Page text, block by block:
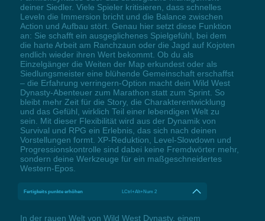
deiner Siedler. Viele Spieler kritisieren, dass schnelles
Leveln die Immersion bricht und die Balance zwischen
Action und Aufbau stört. Genau hier setzt diese Funktion
an: Sie schafft ein ausgeglichenes Spielgefühl, bei dem
die harte Arbeit am Ranchzaun oder die Jagd auf Kojoten
endlich wieder ihren Wert bekommt. Ob du als
Einzelgänger die Weiten der Map erkundest oder als
Siedlungsmeister eine blühende Gemeinschaft erschaffst
– die Erfahrung verringern-Option macht dein Wild West
Dynasty-Abenteuer zum Marathon statt zum Sprint. So
bleibt mehr Zeit für die Story, die Charakterentwicklung
und das Gefühl, wirklich Teil einer lebendigen Welt zu
sein. Mit dieser Flexibilität wird aus der Dynamik von
Survival und RPG ein Erlebnis, das sich nach deinen
Vorstellungen formt. XP-Reduktion, Level-Slowdown und
Progressionskontrolle sind dabei keine Fremdwörter mehr,
sondern deine Werkzeuge für ein maßgeschneidertes
Western-Epos.
Fertigkeits punkte erhöhen LCtrl+Alt+Num 2
In der rauen Welt von Wild West Dynasty, einem